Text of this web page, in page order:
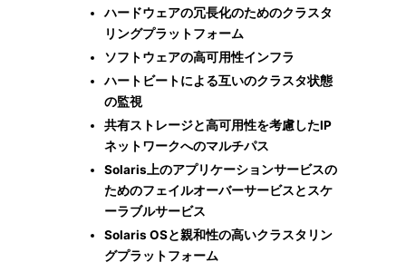
ハードウェアの冗長化のためのクラスタ
リングプラットフォーム
ソフトウェアの高可用性インフラ
ハートビートによる互いのクラスタ状態
の監視
共有ストレージと高可用性を考慮したIP
ネットワークへのマルチパス
Solaris上のアプリケーションサービスの
ためのフェイルオーバーサービスとスケ
ーラブルサービス
Solaris OSと親和性の高いクラスタリン
グプラットフォーム